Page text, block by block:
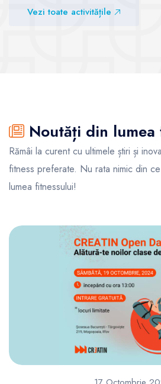
Vezi toate activitățile
Noutăți din lumea
Rămâi la curent cu ultimele știri și
fitness preferate. Nu rata nimic din
lumea fitnessului!